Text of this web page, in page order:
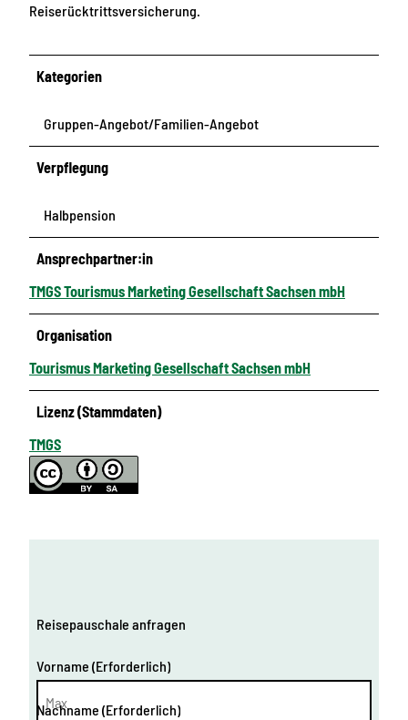
Reiserücktrittsversicherung.
Kategorien
Gruppen-Angebot/Familien-Angebot
Verpflegung
Halbpension
Ansprechpartner:in
TMGS Tourismus Marketing Gesellschaft Sachsen mbH
Organisation
Tourismus Marketing Gesellschaft Sachsen mbH
Lizenz (Stammdaten)
TMGS
Reisepauschale anfragen
Vorname (Erforderlich)
Nachname (Erforderlich)